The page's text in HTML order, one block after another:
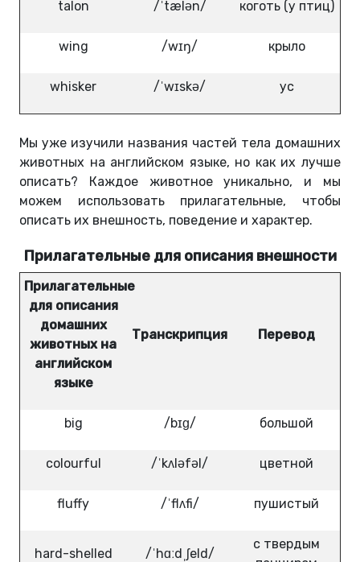
talon /ˈtælən/ коготь (у птиц)
wing /wɪŋ/ крыло
whisker /ˈwɪskə/ ус
Мы уже изучили названия частей тела домашних
животных на английском языке, но как их лучше
описать? Каждое животное уникально, и мы
можем использовать прилагательные, чтобы
описать их внешность, поведение и характер.
Прилагательные для описания внешности
Прилагательные
для описания
домашних
животных на
английском
языке
Транскрипция Перевод
big /bɪɡ/ большой
colourful /ˈkʌləfəl/ цветной
fluffy /ˈflʌfi/ пушистый
hard-shelled /ˈhɑːdˌʃeld/
с твердым